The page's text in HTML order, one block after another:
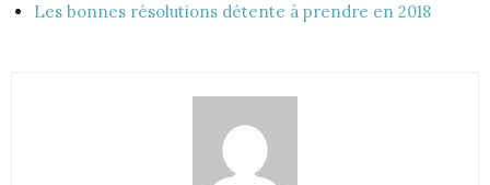
Les bonnes résolutions détente à prendre en 2018